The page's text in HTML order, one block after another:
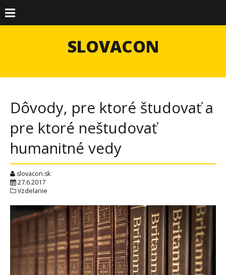
SLOVACON
Dôvody, pre ktoré študovať a
pre ktoré neštudovať
humanitné vedy
slovacon.sk
27.6.2017
Vzdelanie